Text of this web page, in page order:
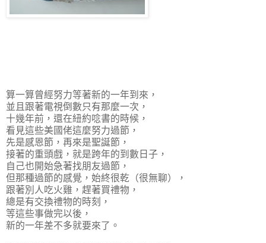
算一算曾經努力等著新的一年到來，
並且跟著電視倒數只有那麼一次，
十幾年前，還在紐約唸書的時候，
看見這些美國佬這麼努力過節，
先是感恩節，再來是聖誕節，
接著的重頭戲，就是跨年的到數日子，
自己也開始急著找朋友過節，
但那種過節的感覺，始終很乾（很無聊），
跟著別人吃火雞，趕著買禮物，
總是有交換禮物的時刻，
等這些事做完以後，
新的一年差不多就要來了。